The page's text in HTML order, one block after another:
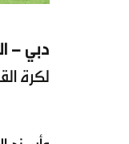
دبي -
لكرة القدم،